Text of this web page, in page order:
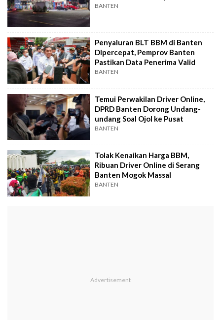
BANTEN
Penyaluran BLT BBM di Banten
Dipercepat, Pemprov Banten
Pastikan Data Penerima Valid
BANTEN
Temui Perwakilan Driver Online,
DPRD Banten Dorong Undang-
undang Soal Ojol ke Pusat
BANTEN
Tolak Kenaikan Harga BBM,
Ribuan Driver Online di Serang
Banten Mogok Massal
BANTEN